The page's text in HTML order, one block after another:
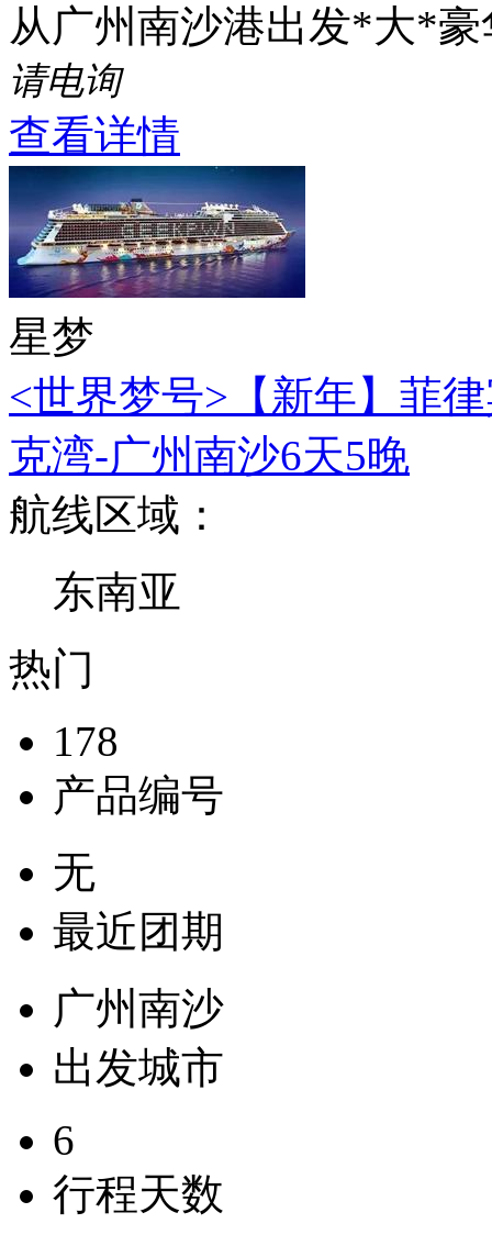
从广州南沙港出发*大*
请电询
查看详情
星梦
<世界梦号>【新年】菲
克湾-广州南沙6天5晚
航线区域：
东南亚
热门
178
产品编号
无
最近团期
广州南沙
出发城市
6
行程天数